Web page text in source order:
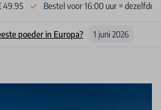
49.95 Bestel voor 16:00 uur = dezelfde
poeder in Europa? 1 juni 2026